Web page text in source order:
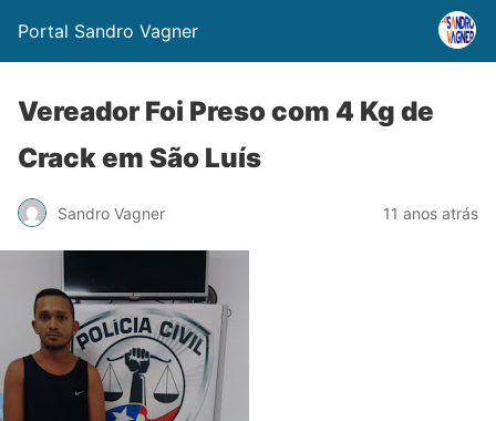
Portal Sandro Vagner
Vereador Foi Preso com 4 Kg de
Crack em São Luís
Sandro Vagner 11 anos atrás